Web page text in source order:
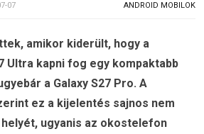
07 ANDROID MOBILOK
amikor kiderült, hogy a
Ultra kapni fog egy kompaktabb
a Galaxy S27 Pro. A
ez a kijelentés sajnos nem
ugyanis az okostelefon